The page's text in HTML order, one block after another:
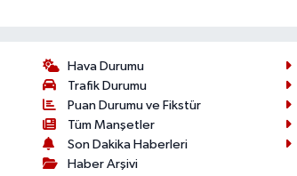
Hava Durumu
Trafik Durumu
Puan Durumu ve Fikstür
Tüm Manşetler
Son Dakika Haberleri
Haber Arşivi